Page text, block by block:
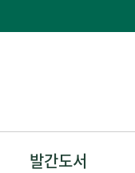
발간도서